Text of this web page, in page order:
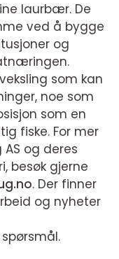
laurbær. De
ved å bygge
og
som kan
noe som
som en
fiske. For mer
og deres
besøk gjerne
. Der finner
og nyheter